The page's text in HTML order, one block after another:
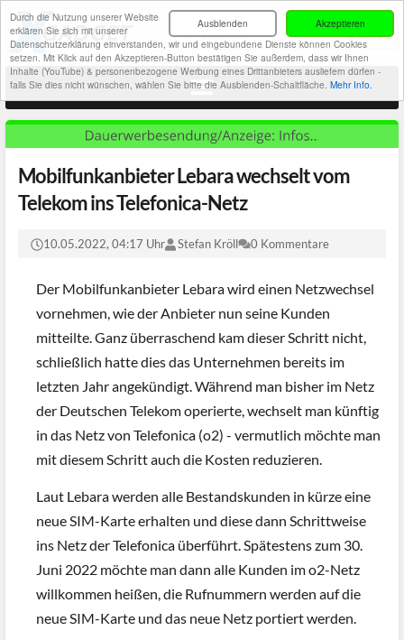
Akzeptieren
Ausblenden
Durch die Nutzung unserer Website
erklären Sie sich mit unserer
Datenschutzerklärung einverstanden, wir und eingebundene Dienste können Cookies
setzen. Mit Klick auf den Akzeptieren-Button bestätigen Sie außerdem, dass wir Ihnen
Inhalte (YouTube) & personenbezogene Werbung eines Drittanbieters ausliefern dürfen -
falls Sie dies nicht wünschen, wählen Sie bitte die Ausblenden-Schaltfläche. Mehr Info.
Mobilfunkanbieter Lebara wechselt vom
Telekom ins Telefonica-Netz
10.05.2022, 04:17 Uhr Stefan Kröll 0 Kommentare
Der Mobilfunkanbieter Lebara wird einen Netzwechsel
vornehmen, wie der Anbieter nun seine Kunden
mitteilte. Ganz überraschend kam dieser Schritt nicht,
schließlich hatte dies das Unternehmen bereits im
letzten Jahr angekündigt. Während man bisher im Netz
der Deutschen Telekom operierte, wechselt man künftig
in das Netz von Telefonica (o2) - vermutlich möchte man
mit diesem Schritt auch die Kosten reduzieren.
Laut Lebara werden alle Bestandskunden in kürze eine
neue SIM-Karte erhalten und diese dann Schrittweise
ins Netz der Telefonica überführt. Spätestens zum 30.
Juni 2022 möchte man dann alle Kunden im o2-Netz
willkommen heißen, die Rufnummern werden auf die
neue SIM-Karte und das neue Netz portiert werden.